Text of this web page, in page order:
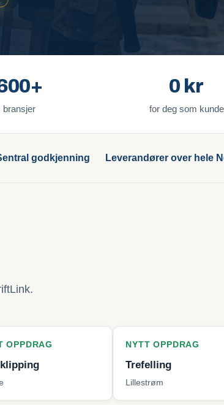
bransjer
0 kr
for deg som kunde
godkjenning Leverandører over hele
NYTT OPPDRAG